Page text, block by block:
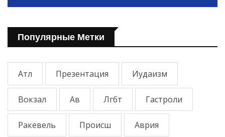
Популярные Метки
Атл Презентация Иудаизм
Вокзал Ав Лгбт Гастроли
Ракевель Происш Аврия